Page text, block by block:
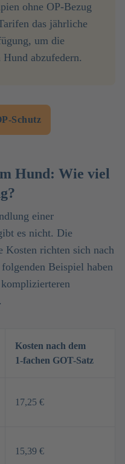
ohne OP-Bezug
das jährliche
um die
abzufedern.
Schutz
Hund: Wie viel
einer
es nicht. Die
Kosten richten sich nach
Beispiel haben
Kosten nach dem
1-fachen GOT-Satz
17,25 €
15,39 €